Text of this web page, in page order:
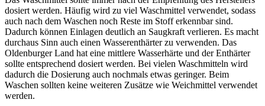
dosiert werden. Häufig wird zu viel Waschmittel verwendet, sodass
auch nach dem Waschen noch Reste im Stoff erkennbar sind.
Dadurch können Einlagen deutlich an Saugkraft verlieren. Es macht
durchaus Sinn auch einen Wasserenthärter zu verwenden. Das
Oldenburger Land hat eine mittlere Wasserhärte und der Enthärter
sollte entsprechend dosiert werden. Bei vielen Waschmitteln wird
dadurch die Dosierung auch nochmals etwas geringer. Beim
Waschen sollten keine weiteren Zusätze wie Weichmittel verwendet
werden.